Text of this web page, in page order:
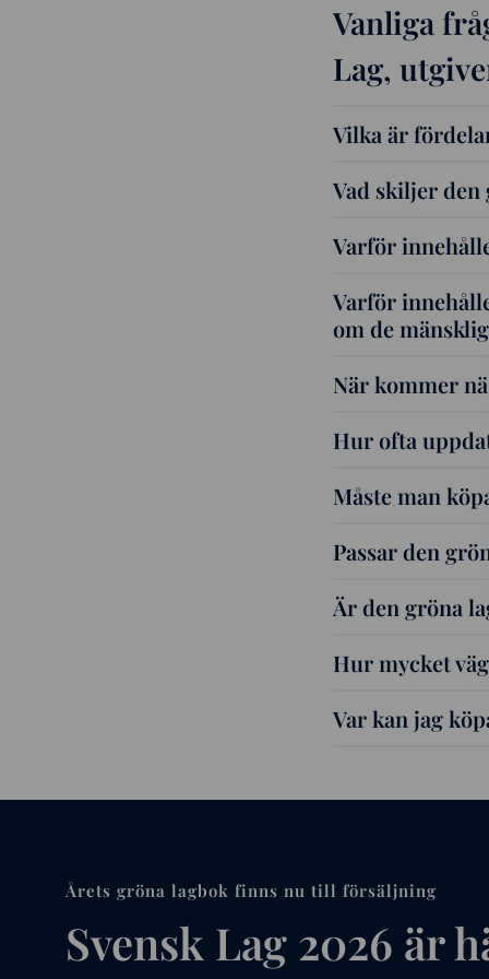
Vanliga
Lag,
Vilka är
Vad skiljer den
Varför
Varför
om de
När kommer
Hur ofta
Måste man
Passar den
Är den gröna
Hur mycket
Var kan jag
Årets gröna lagbok finns nu till försäljning
Svensk Lag 2026 är